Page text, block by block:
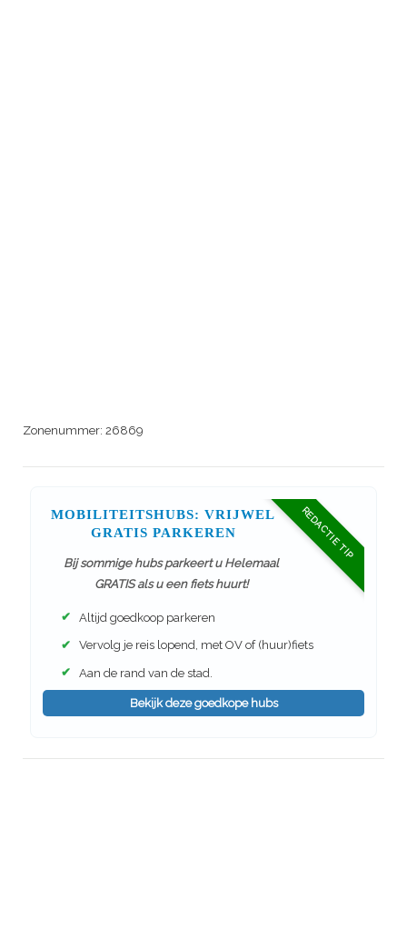
Zonenummer: 26869
REDACTIE TIP
MOBILITEITSHUBS: VRIJWEL
GRATIS PARKEREN
Bij sommige hubs parkeert u Helemaal
GRATIS als u een fiets huurt!
✔ Altijd goedkoop parkeren
✔ Vervolg je reis lopend, met OV of (huur)fiets
✔ Aan de rand van de stad.
Bekijk deze goedkope hubs